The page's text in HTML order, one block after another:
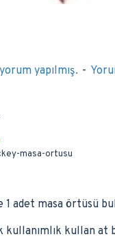
masa-ortusu
yapılmış. -
adet masa örtüsü
kullanımlık kullan at